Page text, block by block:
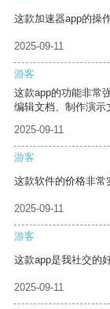
这款加速器app的操
2025-09-11
游客
这款app的功能非常
编辑文档、制作演示
2025-09-11
游客
这款软件的价格非常
2025-09-11
游客
这款app是我社交的
2025-09-11